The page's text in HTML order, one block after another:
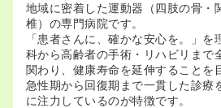
地域に密着した運動器（四肢の骨・
椎）の専門病院です。
「患者さんに、確かな安心を。」
科から高齢者の手術・リハビリまで
関わり、健康寿命を延伸することを
急性期から回復期まで一貫した診療
に注力しているのが特徴です。